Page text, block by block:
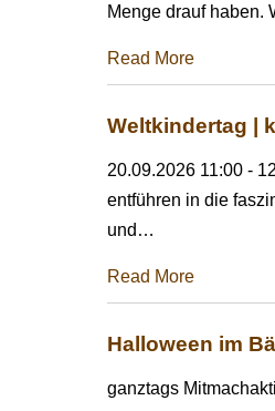
Menge drauf haben.
Read More
Weltkindertag |
20.09.2026 11:00 -
entführen in die
und …
Read More
Halloween im
ganztags